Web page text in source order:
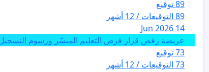
89 توقيع
89 التوقيعات / 12 أشهر
14 Jun 2026
عريضة رفض قرار فرض التعليم الميسّر ورسوم
73 توقيع
73 التوقيعات / 12 أشهر